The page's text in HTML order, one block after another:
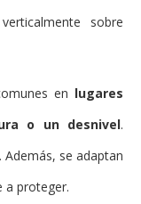
sobre
en lugares
o un desnivel.
se adaptan
a proteger.